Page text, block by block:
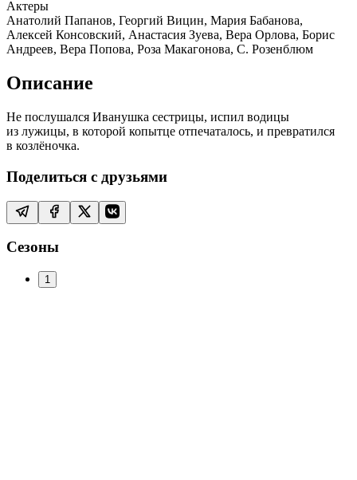
Актеры
Анатолий Папанов, Георгий Вицин, Мария Бабанова,
Алексей Консовский, Анастасия Зуева, Вера Орлова, Борис
Андреев, Вера Попова, Роза Макагонова, С. Розенблюм
Описание
Не послушался Иванушка сестрицы, испил водицы
из лужицы, в которой копытце отпечаталось, и превратился
в козлёночка.
Поделиться с друзьями
Сезоны
1